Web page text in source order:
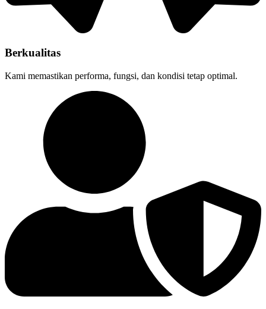
Berkualitas
Kami memastikan performa, fungsi, dan kondisi tetap optimal.